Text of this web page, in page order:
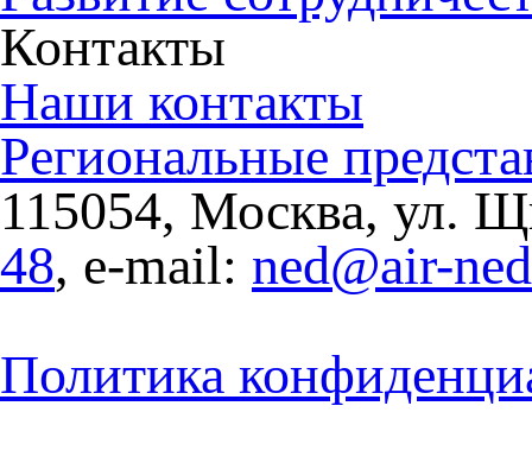
Контакты
Наши контакты
Региональные
115054, Москва, ул.
48, e-mail: ned@air-
Политика